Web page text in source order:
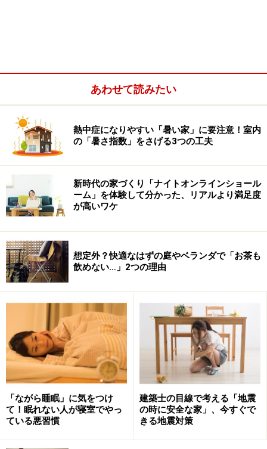
キッチンから洗面所、浴室へと一直線に繋がっている。家事
がしやすい動線となり、風通しもよくなる（水谷建設）
上の写真は、キッチンから洗面所、浴室へとつながる通
路です。キッチン～洗濯機～アイロン掛けのスペースへ
と一直線に最短距離でつながっているので、炊事をしな
がら洗濯がしやすくなっています。また風も抜けやすい
ので、洗面所とキッチンの両方共に風通しがよくなりま
す。
掃除をしやすいほうがいい？汚れが目立た
ないほうがいい？
あわせて読みたい
熱中症になりやすい「暑い家」に要注意！室内
の「暑さ指数」をさげる3つの工夫
新時代の家づくり「ナイトオンラインショール
ーム」を体験して分かった、リアルより満足度
が高いワケ
想定外？快適なはずの庭やベランダで「お茶も
飲めない…」2つの理由
「ながら睡眠」に気をつけ
て！眠れない人が寝室でやっ
ている悪習慣
建築士の目線で考える「地震
の時に安全な家」、今すぐで
きる地震対策